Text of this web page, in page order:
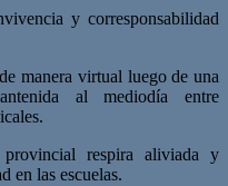
y corresponsabilidad
manera virtual luego de una
al mediodía entre
respira aliviada y
en las escuelas.